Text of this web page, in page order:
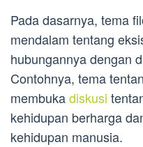
Pada dasarnya, tema
mendalam tentang
hubungannya dengan
Contohnya, tema
membukadiskusi
kehidupan berharga
kehidupan manusia.